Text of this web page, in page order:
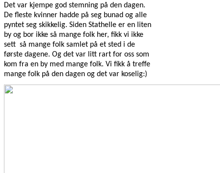
Det var kjempe god stemning på den dagen.
De fleste kvinner hadde på seg bunad og alle
pyntet seg skikkelig. Siden Stathelle er en liten
by og bor ikke så mange folk her, fikk vi ikke
sett så mange folk samlet på et sted i de
første dagene. Og det var litt rart for oss som
kom fra en by med mange folk. Vi fikk å treffe
mange folk på den dagen og det var koselig:)